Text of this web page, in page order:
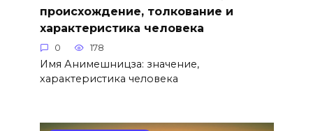
происхождение, толкование и
характеристика человека
0 178
Имя Анимешницза: значение,
характеристика человека